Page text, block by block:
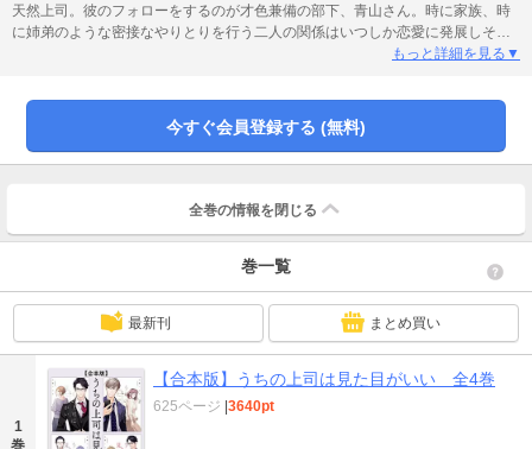
天然上司。彼のフォローをするのが才色兼備の部下、青山さん。時に家族、時
に姉弟のような密接なやりとりを行う二人の関係はいつしか恋愛に発展しそう
になるも、なかなか決定的に進展しない！ 一方、彼らの同僚や部下、それか
心を育むが……。ビジネスのやりとりの中で助け合い、そしてすれ違いながら
進む恋愛模様。果たして恋人たちの行く末はどうなるのか？※本作品は『うち
の上司は見た目がいい』シリーズ全4巻を収録しています。※本商品は1冊に全
巻を収録した合本形式での配信となります。あらかじめご了承ください。
もっと詳細を見る▼
今すぐ会員登録する (無料)
全巻の情報を 閉じる
巻一覧
最新刊 まとめ買い
1
【合本版】うちの上司は見た目がいい 全4巻
625ページ 3640pt